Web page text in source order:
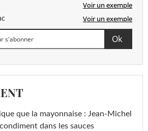
Voir un exemple
Voir un exemple
que la mayonnaise : Jean-Michel
dans les sauces